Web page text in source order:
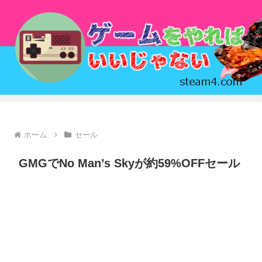
ホーム セール
GMGでNo Man’s Skyが約59%OFFセール